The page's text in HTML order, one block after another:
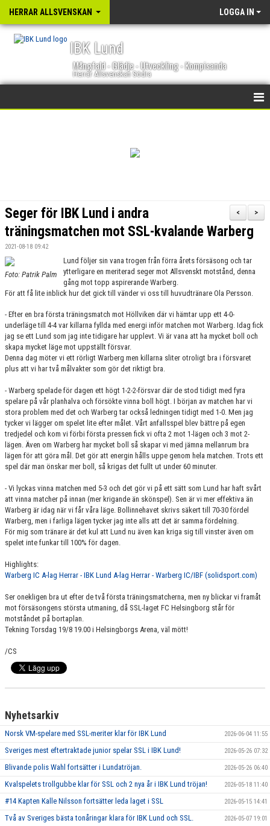
HERRAR ALLSVENSKAN LOGGA IN
IBK Lund
Mångfald - Glädje - Utveckling - Kompisanda
Herrar Allsvenskan Södra
GÄSTBOK
BILDGALLERI
KONTAKT
HERRAR ALLSVENSKAN 25/26
SKÅNEMÄSTERSKAPEN 21/22
>
<
Seger för IBK Lund i andra
träningsmatchen mot SSL-kvalande Warberg
2021-08-18 09:42
Foto: Patrik Palm
Lund följer sin vana trogen från förra årets försäsong och tar
ytterligare en meriterad seger mot Allsvenskt motstånd, denna
gång mot topp aspirerande Warberg.
För att få lite inblick hur det gick till vänder vi oss till huvudtränare Ola Persson.
- Efter en bra första träningsmatch mot Höllviken där vi hämtar upp ett 4-0-
underläge till 4-4 var killarna fyllda med energi inför matchen mot Warberg. Idag fick
jag se ett Lund som jag inte tidigare har upplevt. Vi är vana att ha mycket boll och
skapa mycket läge mot uppställt försvar.
Denna dag möter vi ett rörligt Warberg men killarna sliter otroligt bra i försvaret
plus att vi har två målvakter som gör det riktigt bra.
- Warberg spelade för dagen ett högt 1-2-2-försvar där de stod tidigt med fyra
spelare på vår planhalva och försökte vinna boll högt. I början av matchen har vi
stora problem med det och Warberg tar också ledningen tidigt med 1-0. Men jag
tycker vi lägger om spelet lite efter målet. Vårt anfallsspel blev bättre på egen
tredjedel och kom vi förbi första pressen fick vi ofta 2 mot 1-lägen och 3 mot 2-
lägen. Även om Warberg har mycket boll så skapar vi med jämna mellanrum bra
lägen för att göra mål. Det gör att energin hålls uppe genom hela matchen. Trots ett
spel där man önskar mer boll, så krigas det fullt ut under 60 minuter.
- Vi lyckas vinna matchen med 5-3 och det gör vi på ett sätt som Lund har haft svårt
att vinna matcher på innan (mer krigande än skönspel). Sen är vi mer effektiva än
Warberg är idag när vi får våra läge. Bollinnehavet skrivs säkert till 70-30 fördel
Warberg, men i farliga lägen tycker jag inte alls att det är samma fördelning.
För mig som tränare är det kul att Lund nu även kan kriga sig till vinster även om
spelet inte funkar till 100% för dagen.
Highlights:
Warberg IC A-lag Herrar - IBK Lund A-lag Herrar - Warberg IC/IBF (solidsport.com)
Ser onekligen bra ut efter de två första träningsmatcherna, men ny blickar vi framåt
mot försäsongens största utmaning, då SSL-laget FC Helsingborg står för
motståndet på bortaplan.
Tekning Torsdag 19/8 19.00 i Helsingborgs Arena, väl mött!
/CS
Nyhetsarkiv
Norsk VM-spelare med SSL-meriter klar för IBK Lund 2026-06-04 11:55
Sveriges mest eftertraktade junior spelar SSL i IBK Lund! 2026-05-26 07:32
Blivande polis Wahl fortsätter i Lundatröjan. 2026-05-26 06:40
Kvalspelets trollgubbe klar för SSL och 2 nya år i IBK Lund tröjan! 2026-05-18 11:40
#14 Kapten Kalle Nilsson fortsätter leda laget i SSL 2026-05-15 14:41
Två av Sveriges bästa tonåringar klara för IBK Lund och SSL. 2026-05-07 19:01